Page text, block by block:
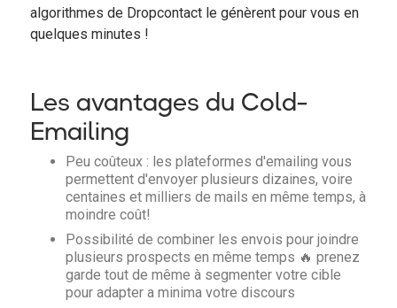
algorithmes de Dropcontact le génèrent pour vous en
quelques minutes !
Les avantages du Cold-
Emailing
Peu coûteux : les plateformes d'emailing vous
permettent d'envoyer plusieurs dizaines, voire
centaines et milliers de mails en même temps, à
moindre coût!
Possibilité de combiner les envois pour joindre
plusieurs prospects en même temps 🔥 prenez
garde tout de même à segmenter votre cible
pour adapter a minima votre discours